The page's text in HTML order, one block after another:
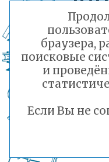
браузера,
поисковые
и
Если Вы не